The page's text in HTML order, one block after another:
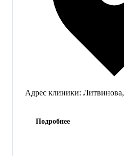
Адрес клиники:
Подробнее